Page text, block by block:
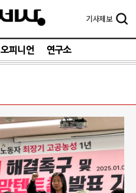
기사제보
오피니언 연구소